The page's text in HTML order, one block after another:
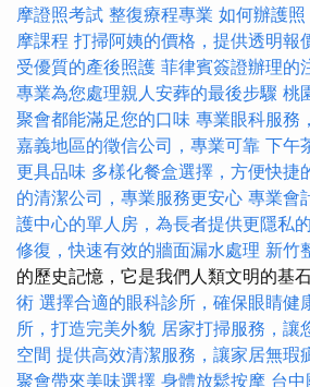
摩證照考試 整復療程專業 如何辦護
摩課程 打掃阿姨的價格，提供透明報
受優質的產後照護 菲律賓簽證辦理的
專業為您處理親人安葬的最後步驟 桃
聚會都能滿足您的口味 專業眼科服務
嘉義地區的徵信公司，專業可靠 下午
更具品味 多樣化餐盒選擇，方便快捷
的清潔公司，專業服務更安心 專業會
護中心的單人房，為長者提供更隱私
修復，快速有效的牆面漏水處理 新竹
的歷史記憶，它是我們人類文明的基
術 選擇合適的眼科診所，確保眼睛健
所，打造完美外貌 居家打掃服務，讓
空間 提供高效清潔服務，讓家居無瑕
聚會帶來美味選擇 身體放鬆按摩 台